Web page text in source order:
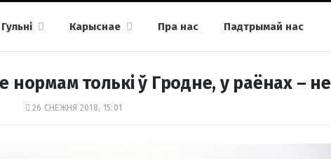
Гульні Карыснае Пра нас Падтрымай нас
нормам толькі ў Гродне, у раёнах – не
26 СНЕЖНЯ 2018, 15:01